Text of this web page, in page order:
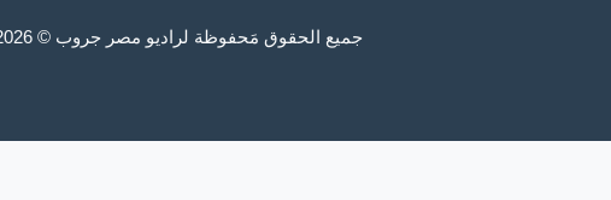
جميع الحقوق مَحفوظة لراديو مصر جروب © 2026